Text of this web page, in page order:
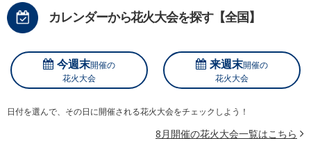
カレンダーから花火大会を探す【全国】
今週末開催の
花火大会
来週末開催の
花火大会
日付を選んで、その日に開催される花火大会をチェックしよう！
8月開催の花火大会一覧はこちら